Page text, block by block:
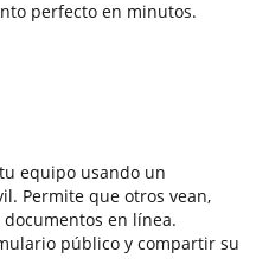
perfecto en minutos.
equipo usando un
Permite que otros vean,
en línea.
público y compartir su